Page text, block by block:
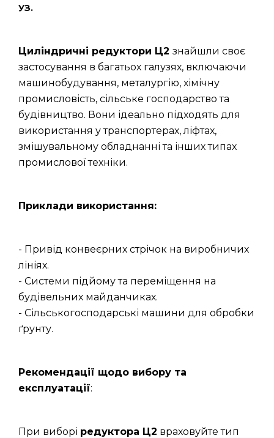
УЗ.
Циліндричні редуктори Ц2 знайшли своє
застосування в багатьох галузях, включаючи
машинобудування, металургію, хімічну
промисловість, сільське господарство та
будівництво. Вони ідеально підходять для
використання у транспортерах, ліфтах,
змішувальному обладнанні та інших типах
промислової техніки.
Приклади використання:
- Привід конвеєрних стрічок на виробничих
лініях.
- Системи підйому та переміщення на
будівельних майданчиках.
- Сільськогосподарські машини для обробки
ґрунту.
Рекомендації щодо вибору та
експлуатації:
При виборі редуктора Ц2 враховуйте тип